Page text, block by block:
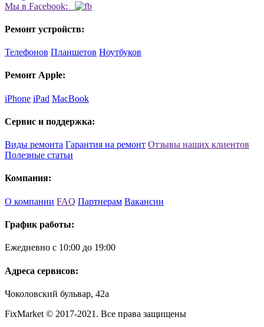
Мы в Facebook:
Ремонт устройств:
Телефонов Планшетов Ноутбуков
Ремонт Apple:
iPhone iPad MacBook
Сервис и поддержка:
Виды ремонта Гарантия на ремонт Отзывы наших клиентов
Полезные статьи
Компания:
О компании FAQ Партнерам Вакансии
График работы:
Ежедневно с 10:00 до 19:00
Адреса сервисов:
Чоколовский бульвар, 42а
FixMarket © 2017-2021. Все права защищены